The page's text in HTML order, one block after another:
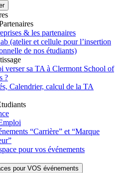
& les partenaires
(atelier et cellule pour l’insertion
de nos étudiants)
verser sa TA à Clermont School of
?
Calendrier, calcul de la TA
“Carrière” et “Marque
pour vos événements
pour VOS événements